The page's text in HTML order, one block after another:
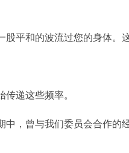
平和的波流过您的身体。
递这些频率。
，曾与我们委员会合作的